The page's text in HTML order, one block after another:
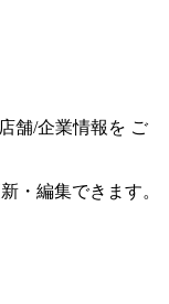
店舗/企業情報を ご
・編集できます。